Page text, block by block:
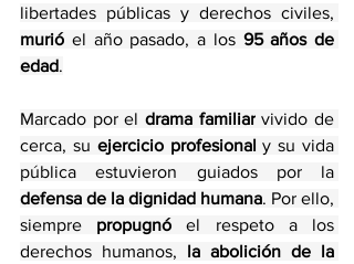
murió el año pasado, a los 95 años de
edad.
Marcado por el drama familiar vivido de
cerca, su ejercicio profesional y su vida
defensa de la dignidad humana. Por ello,
siempre propugnó el respeto a los
derechos humanos, la abolición de la